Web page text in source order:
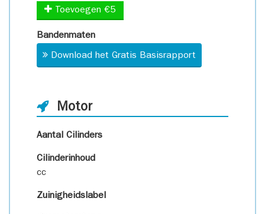
Toevoegen €5
Bandenmaten
Download het Gratis Basisrapport
Motor
Aantal Cilinders
Cilinderinhoud
cc
Zuinigheidslabel